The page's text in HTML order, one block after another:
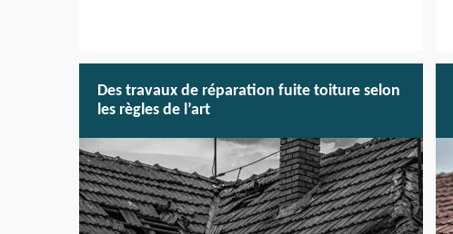
Des travaux de réparation fuite toiture selon
les règles de l’art